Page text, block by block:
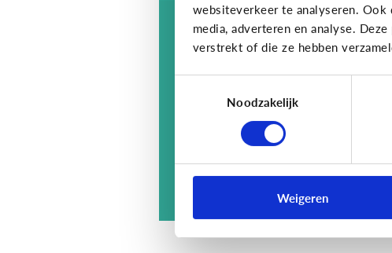
websiteverkeer te analyseren.
media, adverteren en analyse.
verstrekt of die ze hebben
Noodzakelijk
Weigeren
[Quiz]Wat weet jij
over ‘Internet of
Ontdek het hier!